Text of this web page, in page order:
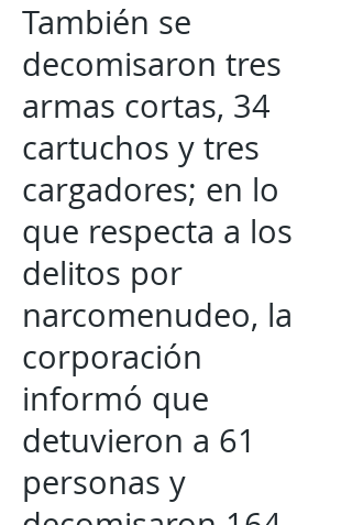
También se
decomisaron tres
armas cortas, 34
cartuchos y tres
cargadores; en lo
que respecta a los
delitos por
narcomenudeo, la
corporación
informó que
detuvieron a 61
personas y